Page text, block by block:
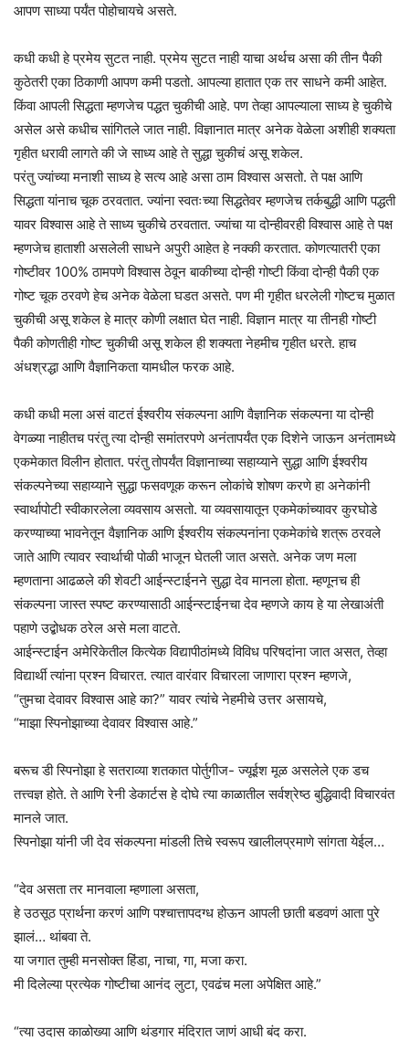
आपण साध्या पर्यंत पोहोचायचे असते.
कधी कधी हे प्रमेय सुटत नाही. प्रमेय सुटत नाही याचा अर्थच असा की तीन पैकी
कुठेतरी एका ठिकाणी आपण कमी पडतो. आपल्या हातात एक तर साधने कमी आहेत.
किंवा आपली सिद्धता म्हणजेच पद्धत चुकीची आहे. पण तेव्हा आपल्याला साध्य हे चुकीचे
असेल असे कधीच सांगितले जात नाही. विज्ञानात मात्र अनेक वेळेला अशीही शक्यता
गृहीत धरावी लागते की जे साध्य आहे ते सुद्धा चुकीचं असू शकेल.
परंतु ज्यांच्या मनाशी साध्य हे सत्य आहे असा ठाम विश्वास असतो. ते पक्ष आणि
सिद्धता यांनाच चूक ठरवतात. ज्यांना स्वतःच्या सिद्धतेवर म्हणजेच तर्कबुद्धी आणि पद्धती
यावर विश्वास आहे ते साध्य चुकीचे ठरवतात. ज्यांचा या दोन्हीवरही विश्वास आहे ते पक्ष
म्हणजेच हाताशी असलेली साधने अपुरी आहेत हे नक्की करतात. कोणत्यातरी एका
गोष्टीवर 100% ठामपणे विश्वास ठेवून बाकीच्या दोन्ही गोष्टी किंवा दोन्ही पैकी एक
गोष्ट चूक ठरवणे हेच अनेक वेळेला घडत असते. पण मी गृहीत धरलेली गोष्टच मुळात
चुकीची असू शकेल हे मात्र कोणी लक्षात घेत नाही. विज्ञान मात्र या तीनही गोष्टी
पैकी कोणतीही गोष्ट चुकीची असू शकेल ही शक्यता नेहमीच गृहीत धरते. हाच
अंधश्रद्धा आणि वैज्ञानिकता यामधील फरक आहे.
कधी कधी मला असं वाटतं ईश्वरीय संकल्पना आणि वैज्ञानिक संकल्पना या दोन्ही
वेगळ्या नाहीतच परंतु त्या दोन्ही समांतरपणे अनंतापर्यंत एक दिशेने जाऊन अनंतामध्ये
एकमेकात विलीन होतात. परंतु तोपर्यंत विज्ञानाच्या सहाय्याने सुद्धा आणि ईश्वरीय
संकल्पनेच्या सहाय्याने सुद्धा फसवणूक करून लोकांचे शोषण करणे हा अनेकांनी
स्वार्थापोटी स्वीकारलेला व्यवसाय असतो. या व्यवसायातून एकमेकांच्यावर कुरघोडे
करण्याच्या भावनेतून वैज्ञानिक आणि ईश्वरीय संकल्पनांना एकमेकांचे शत्रू ठरवले
जाते आणि त्यावर स्वार्थाची पोळी भाजून घेतली जात असते. अनेक जण मला
म्हणताना आढळले की शेवटी आईन्स्टाईनने सुद्धा देव मानला होता. म्हणूनच ही
संकल्पना जास्त स्पष्ट करण्यासाठी आईन्स्टाईनचा देव म्हणजे काय हे या लेखाअंती
पहाणे उद्बोधक ठरेल असे मला वाटते.
आईन्स्टाईन अमेरिकेतील कित्येक विद्यापीठांमध्ये विविध परिषदांना जात असत, तेव्हा
विद्यार्थी त्यांना प्रश्न विचारत. त्यात वारंवार विचारला जाणारा प्रश्न म्हणजे,
“तुमचा देवावर विश्वास आहे का?” यावर त्यांचे नेहमीचे उत्तर असायचे,
“माझा स्पिनोझाच्या देवावर विश्वास आहे.”
बरूच डी स्पिनोझा हे सतराव्या शतकात पोर्तुगीज- ज्यूईश मूळ असलेले एक डच
तत्त्वज्ञ होते. ते आणि रेनी डेकार्टस हे दोघे त्या काळातील सर्वश्रेष्ठ बुद्धिवादी विचारवंत
मानले जात.
स्पिनोझा यांनी जी देव संकल्पना मांडली तिचे स्वरूप खालीलप्रमाणे सांगता येईल…
“देव असता तर मानवाला म्हणाला असता,
हे उठसूठ प्रार्थना करणं आणि पश्चात्तापदग्ध होऊन आपली छाती बडवणं आता पुरे
झालं… थांबवा ते.
या जगात तुम्ही मनसोक्त हिंडा, नाचा, गा, मजा करा.
मी दिलेल्या प्रत्येक गोष्टीचा आनंद लुटा, एवढंच मला अपेक्षित आहे.”
“त्या उदास काळोख्या आणि थंडगार मंदिरात जाणं आधी बंद करा.